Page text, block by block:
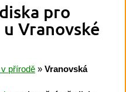
pro
Vranovské
přírodě » Vranovská